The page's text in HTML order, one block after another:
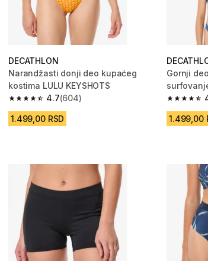
DECATHLON
Narandžasti donji deo kupaćeg
kostima LULU KEYSHOTS
4.7
4.7 od 5 zvezdica from 604 Recenzije
(604)
1.499,00 RSD
Gornji
4.7 od 5
1.499,00